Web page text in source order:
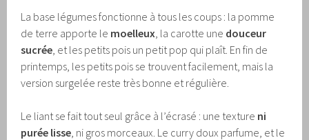
La base légumes fonctionne à tous les coups : la pomme
de terre apporte le moelleux , la carotte une douceur
sucrée , et les petits pois un petit pop qui plaît. En fin de
printemps, les petits pois se trouvent facilement, mais la
version surgelée reste très bonne et régulière.
Le liant se fait tout seul grâce à l’écrasé : une texture ni
purée lisse , ni gros morceaux. Le curry doux parfume, et le